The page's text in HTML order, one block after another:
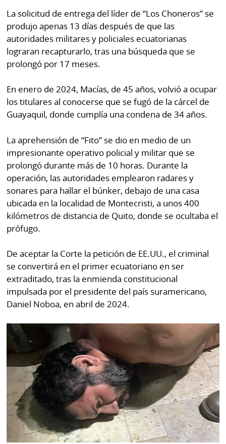
Tienda
Panamá
Tus
Tiquetes
KM
Corprensa
Club
La
Prensa
Fácil
Hoy
por
⌾
Sábado
Picante
⌾
La
Repregunta
⌾
Tal
⌾
Sabrina
Sin
Censura
La solicitud de entrega del líder de “Los Choneros” se
produjo apenas 13 días después de que las
autoridades militares y policiales ecuatorianas
lograran recapturarlo, tras una búsqueda que se
prolongó por 17 meses.
En enero de 2024, Macías, de 45 años, volvió a ocupar
los titulares al conocerse que se fugó de la cárcel de
Guayaquil, donde cumplía una condena de 34 años.
La aprehensión de “Fito” se dio en medio de un
impresionante operativo policial y militar que se
prolongó durante más de 10 horas. Durante la
operación, las autoridades emplearon radares y
sonares para hallar el búnker, debajo de una casa
ubicada en la localidad de Montecristi, a unos 400
kilómetros de distancia de Quito, donde se ocultaba el
prófugo.
De aceptar la Corte la petición de EE.UU., el criminal
se convertirá en el primer ecuatoriano en ser
extraditado, tras la enmienda constitucional
impulsada por el presidente del país suramericano,
Daniel Noboa, en abril de 2024.